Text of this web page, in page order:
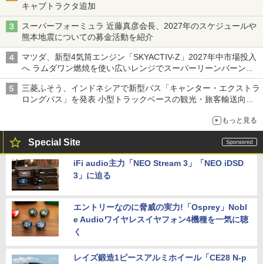
キャブトラクタ追加
スーパーフォーミュラ 近藤真彦会長、2027年のスケジュールや
熊本地震についての募金活動を紹介
マツダ、新型4気筒エンジン「SKYACTIV-Z」2027年中市場投入
へ ラムダワン燃焼を使い広いレンジでスーパーリーンバーン燃
焼を実現
三菱ふそう、インドネシアで新型バス「キャンター・エクストラ
ロングバス」を発表 小型トラックベースの観光・旅客輸送向け
もっと見る
Special Site
iFi audio主力「NEO Stream 3」「NEO iDSD
3」に迫る
エントリーなのに脅威の実力!「Osprey」Nobl
e Audioワイヤレスイヤフォン4機種を一気に聴
く
レイズ鍛造1ピースアルミホイール「CE28 N-p